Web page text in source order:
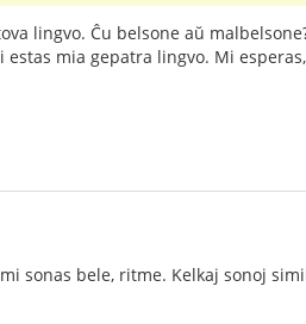
lingvo. Ĉu belsone aŭ
estas mia gepatra lingvo. Mi
sonas bele, ritme. Kelkaj sonoj